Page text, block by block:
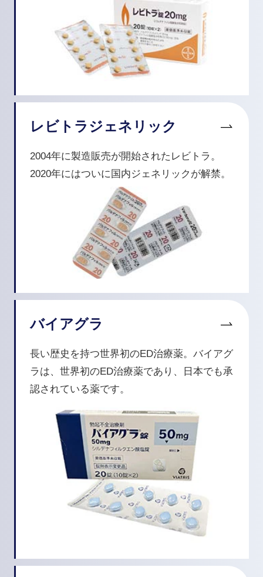
レビトラジェネリック
2004年に製造販売が開始されたレビトラ。
2020年にはついに国内ジェネリックが解禁。
バイアグラ
長い歴史を持つ世界初のED治療薬。バイアグ
ラは、世界初のED治療薬であり、日本でも承
認されている薬です。